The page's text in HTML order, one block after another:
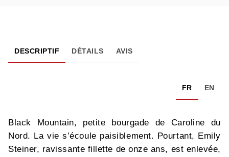
DESCRIPTIF DÉTAILS AVIS
FR EN
Black Mountain, petite bourgade de Caroline du
Nord. La vie s’écoule paisiblement. Pourtant, Emily
Steiner, ravissante fillette de onze ans, est enlevée,